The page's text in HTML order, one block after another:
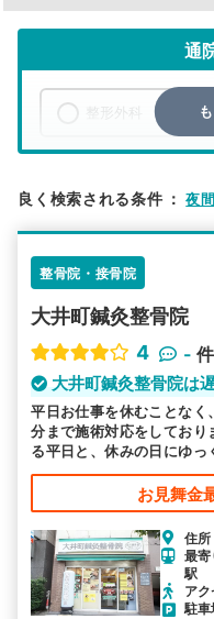
通
駅から探す
良く検索される条件 ： 夜
整骨院・接骨院
大井町鍼灸整骨院
4
- 件
大井町鍼灸整骨院は
平日お仕事を休むことな
分まで施術対応をしており
る平日と、休みの日にゆっ
おります。
お見舞金
住所
最寄
駅
ア
駐車